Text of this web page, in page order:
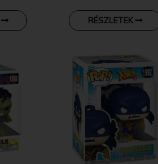
RÉSZLETEK